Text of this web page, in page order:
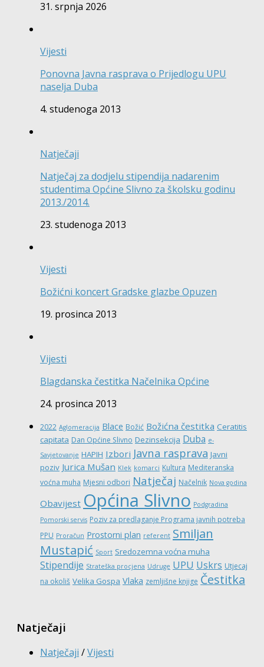
31. srpnja 2026
Vijesti
Ponovna Javna rasprava o Prijedlogu UPU
naselja Duba
4. studenoga 2013
Natječaji
Natječaj za dodjelu stipendija nadarenim
studentima Općine Slivno za školsku godinu
2013./2014.
23. studenoga 2013
Vijesti
Božićni koncert Gradske glazbe Opuzen
19. prosinca 2013
Vijesti
Blagdanska čestitka Načelnika Općine
24. prosinca 2013
2022 Aglomeracija Blace Božić Božićna čestitka Ceratitis
capitata Dan Općine Slivno Dezinsekcija Duba e-
Savjetovanje HAPIH Izbori Javna rasprava Javni
poziv Jurica Mušan Klek komarci Kultura Mediteranska
voćna muha Mjesni odbori Natječaj Načelnik Nova godina
Obavijest Općina Slivno Podgradina
Pomorski servis Poziv za predlaganje Programa javnih potreba
PPU Proračun Prostorni plan referent Smiljan
Mustapić Sport Sredozemna voćna muha
Stipendije Strateška procjena Udruge UPU Uskrs Utjecaj
na okoliš Velika Gospa Vlaka zemljišne knjige Čestitka
Natječaji
Natječaji /Vijesti